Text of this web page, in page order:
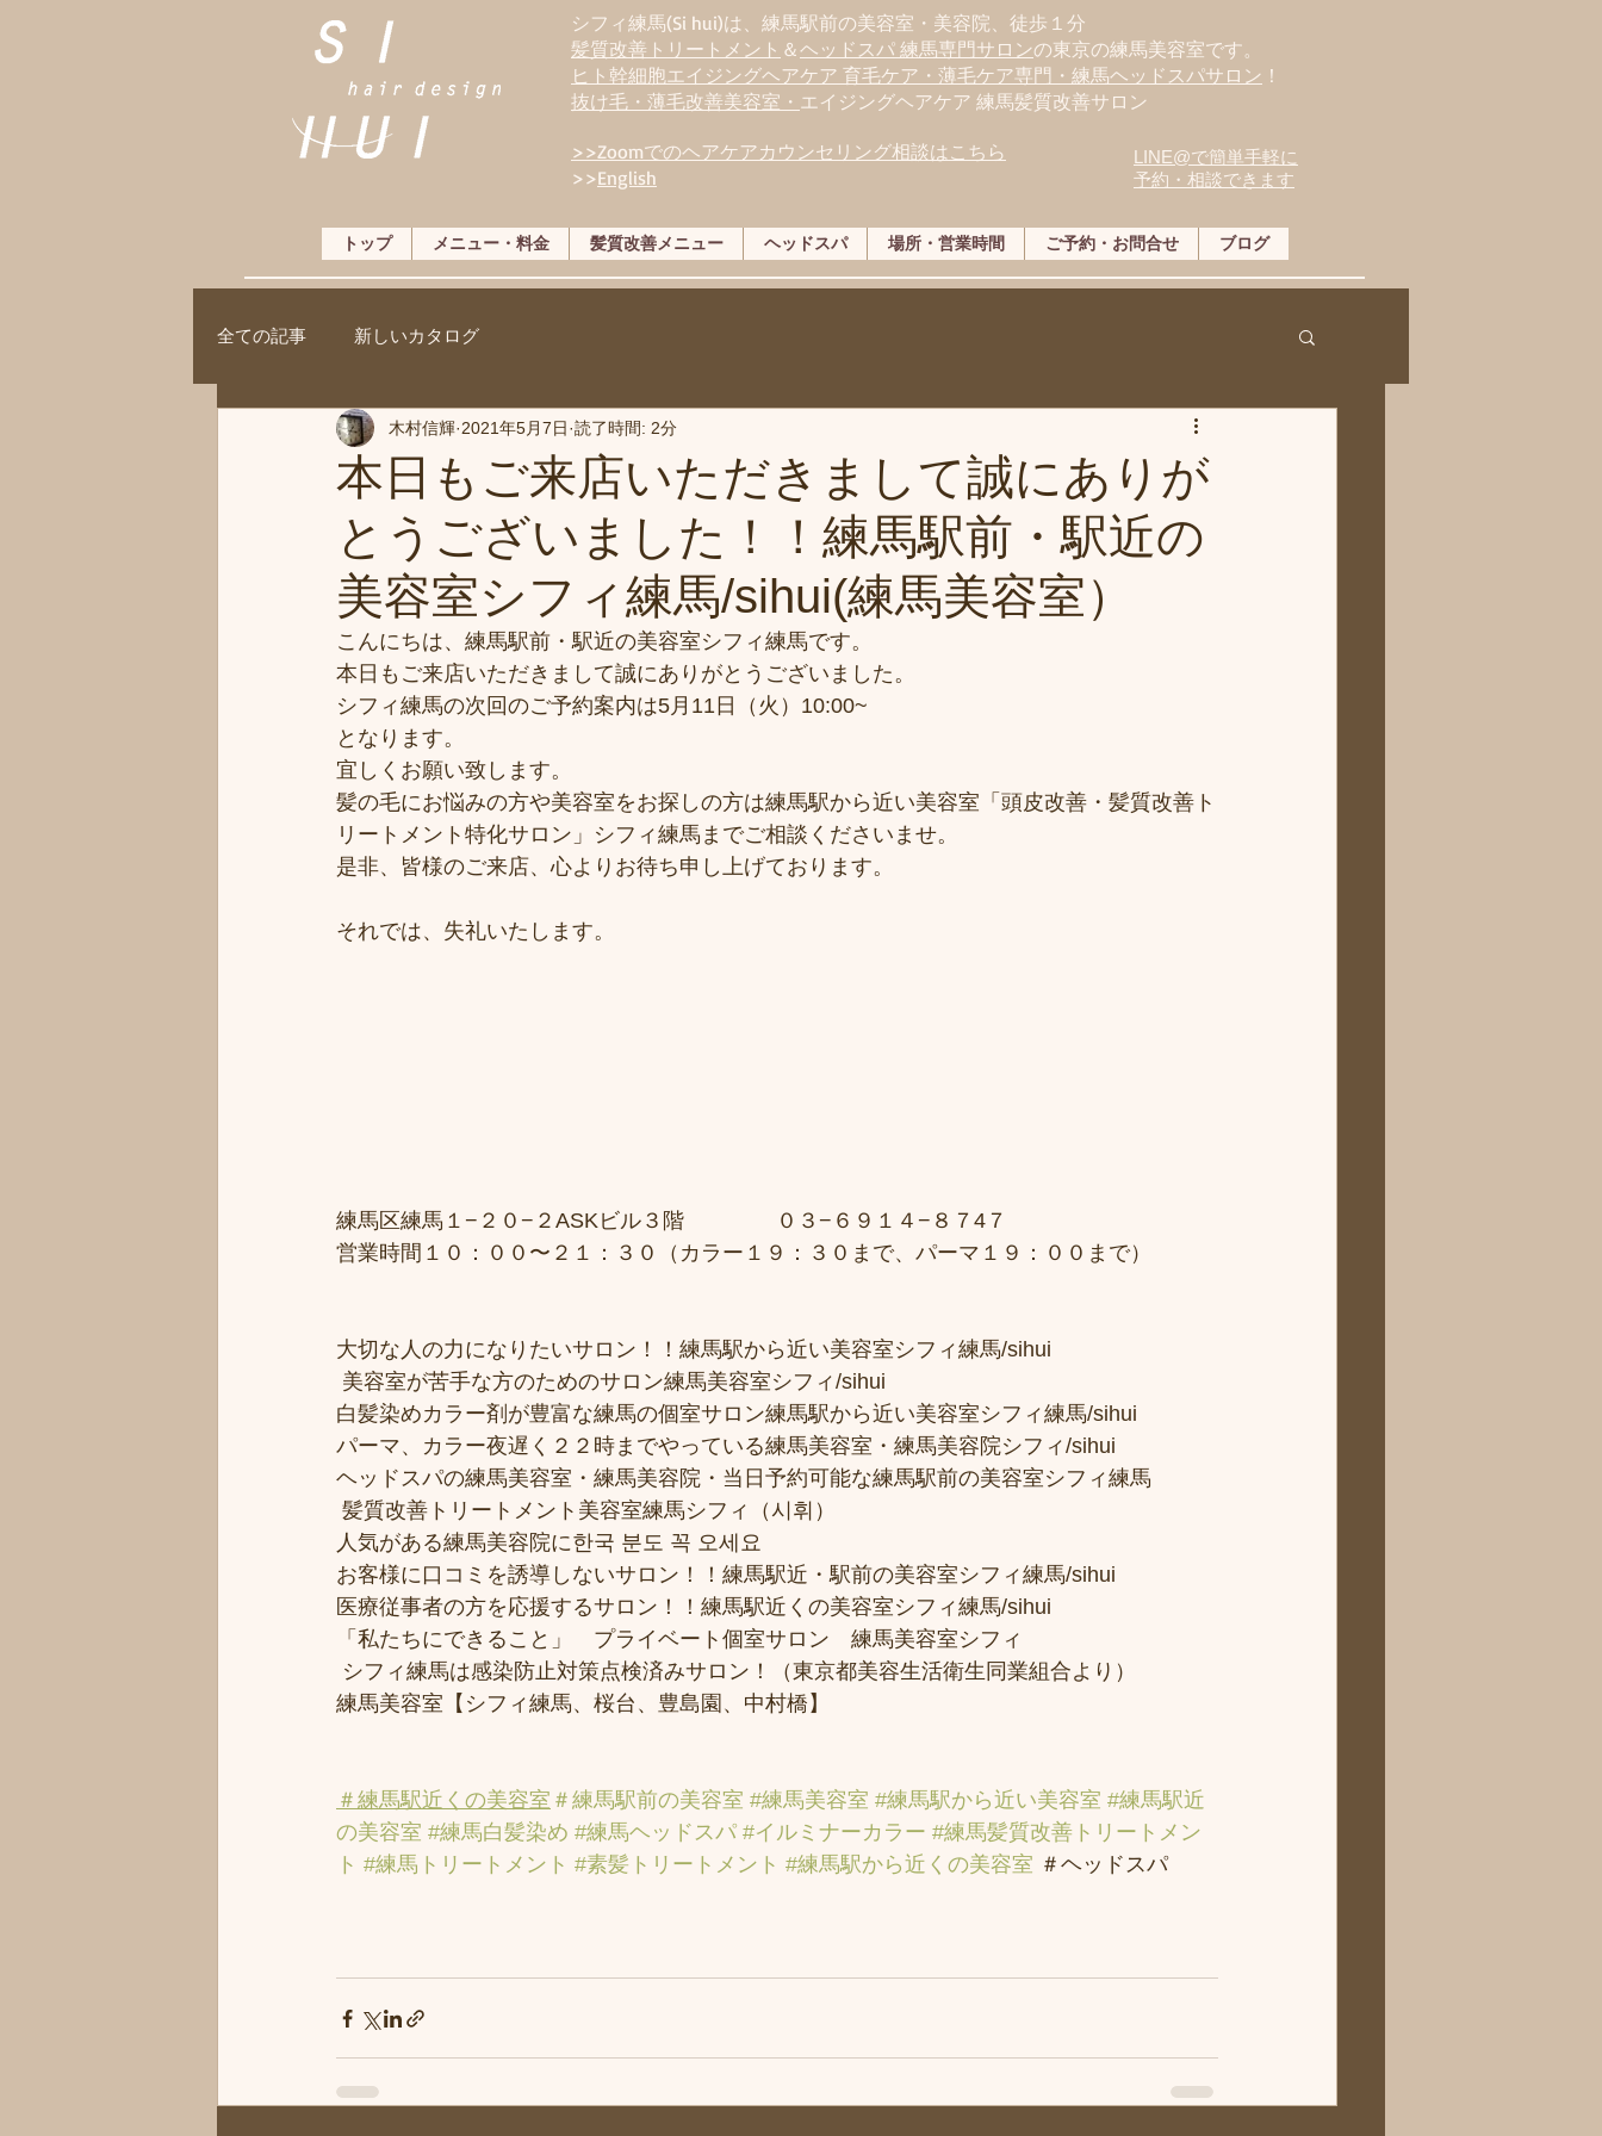
シフィ練馬(Si hui)は、 練馬駅前の美容室・美容院、徒歩１分
髪質改善トリートメント ＆ヘッドスパ 練馬専門サロンの東京の練馬美容室です。
ヒト幹細胞エイジングヘアケア 育毛ケア・薄毛ケア専門・練馬ヘッドスパサロン ！
抜け毛・薄毛改善美容室・ エイジングヘアケア 練馬髪質改善サロン
>>Zoomでのヘアケアカウンセリング相談はこちら
>>English
LINE@で簡単手軽に
予約・相談できます
トップ メニュー・料金 髪質改善メニュー ヘッドスパ 場所・営業時間 ご予約・お問合せ ブログ
全ての記事 新しいカタログ
本日もご来店いただきまして誠にありが
とうございました！！練馬駅前・駅近の
美容室シフィ練馬/sihui(練馬美容室）
木村信輝 2021年5月7日 読了時間: 2分
こんにちは、練馬駅前・駅近の美容室シフィ練馬です。
本日もご来店いただきまして誠にありがとうございました。
シフィ練馬の次回のご予約案内は5月11日（火）10:00~
となります。
宜しくお願い致します。
髪の毛にお悩みの方や美容室をお探しの方は練馬駅から近い美容室「頭皮改善・髪質改善ト
リートメント特化サロン」シフィ練馬までご相談くださいませ。
是非、皆様のご来店、心よりお待ち申し上げております。
それでは、失礼いたします。
練馬区練馬１−２０−２ASKビル３階 　　　　０３−６９１４−８７4７
営業時間１０：００〜２１：３０（カラー１９：３０まで、パーマ１９：００まで）
大切な人の力になりたいサロン！！練馬駅から近い美容室シフィ練馬/sihui
美容室が苦手な方のためのサロン練馬美容室シフィ/sihui
白髪染めカラー剤が豊富な練馬の個室サロン練馬駅から近い美容室シフィ練馬/sihui
パーマ、カラー夜遅く２２時までやっている練馬美容室・練馬美容院シフィ/sihui
ヘッドスパの練馬美容室・練馬美容院・当日予約可能な練馬駅前の美容室シフィ練馬
髪質改善トリートメント美容室練馬シフィ（시휘）
人気がある練馬美容院に한국 분도 꼭 오세요
お客様に口コミを誘導しないサロン！！練馬駅近・駅前の美容室シフィ練馬/sihui
医療従事者の方を応援するサロン！！練馬駅近くの美容室シフィ練馬/sihui
「私たちにできること」　プライベート個室サロン　練馬美容室シフィ
シフィ練馬は感染防止対策点検済みサロン！（東京都美容生活衛生同業組合より）
練馬美容室【シフィ練馬、桜台、豊島園、中村橋】
＃練馬駅近くの美容室 ＃練馬駅前の美容室 #練馬美容室 #練馬駅から近い美容室 #練馬駅近
の美容室 #練馬白髪染め #練馬ヘッドスパ #イルミナーカラー #練馬髪質改善トリートメン
ト #練馬トリートメント #素髪トリートメント #練馬駅から近くの美容室 ＃ヘッドスパ